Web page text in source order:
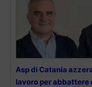
Asp di Catania
lavoro per abbattere